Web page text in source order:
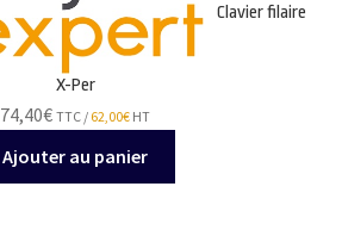
Clavier filaire
X-Per
74,40€ TTC / 62,00€ HT
Ajouter au panier